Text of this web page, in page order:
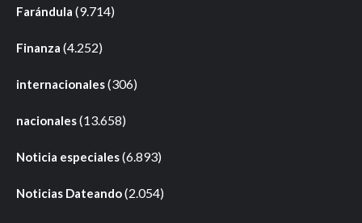
Farándula (9.714)
Finanza (4.252)
internacionales(306)
nacionales(13.658)
Noticia especiales(6.893)
Noticias Dateando(2.054)